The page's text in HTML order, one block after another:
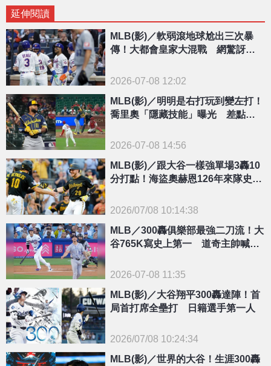
延伸閱讀
MLB(影)／軟弱滾地球尬出三次暴
傳！大都會皇家大混戰 網驚訝：
2026-07-08 12:02
MLB(影)／明明是右打玩到變左打！
喬里奧「隱藏技能」曝光 差點把
2026-07-08 14:56
MLB(影)／跟大谷一樣強單場3轟10
分打點！海盜奧赫恩126年來隊史第
2026/07/08 10:14:38
MLB／300轟俱樂部最強二刀流！大
谷765K寫史上第一 道奇主帥喊：
2026-07-08 11:35
{PLAYICON}
MLB(影)／大谷翔平300轟達陣！首
局首打席全壘打 日籍選手第一人
2026/07/08 10:24:34
MLB(影)／世界的大谷！生涯300轟